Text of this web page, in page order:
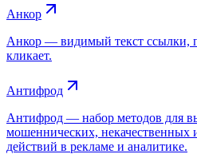
Анкор
Анкор — видимый текст ссылки,
кликает.
Антифрод
Антифрод — набор методов для
мошеннических, некачественных
действий в рекламе и аналитике.